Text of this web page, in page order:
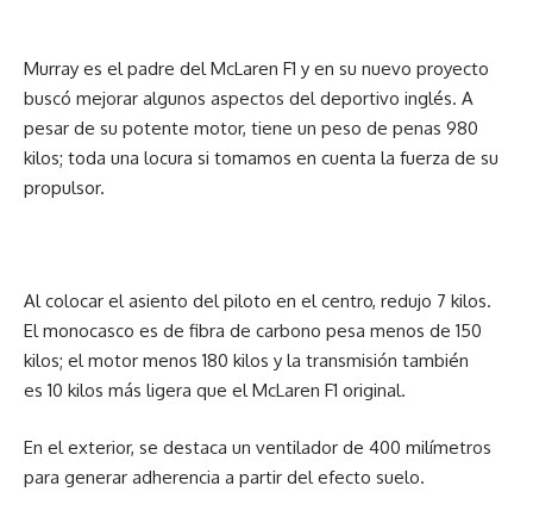
Murray es el padre del McLaren F1 y en su nuevo proyecto
buscó mejorar algunos aspectos del deportivo inglés. A
pesar de su potente motor, tiene un peso de penas 980
kilos; toda una locura si tomamos en cuenta la fuerza de su
propulsor.
Al colocar el asiento del piloto en el centro, redujo 7 kilos.
El monocasco es de fibra de carbono pesa menos de 150
kilos; el motor menos 180 kilos y la transmisión también
es 10 kilos más ligera que el McLaren F1 original.
En el exterior, se destaca un ventilador de 400 milímetros
para generar adherencia a partir del efecto suelo.